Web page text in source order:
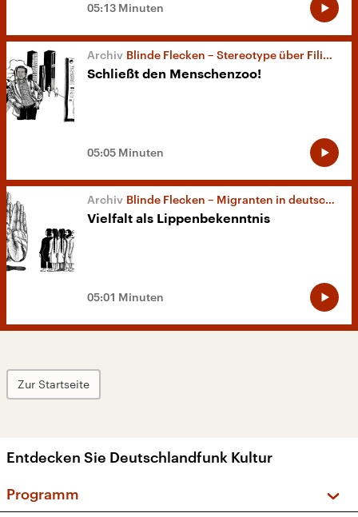
05:13 Minuten
Blinde Flecken – Stereotype über Filipinos
Schließt den Menschenzoo!
05:05 Minuten
Blinde Flecken – Migranten in deutschen Redaktionen
Vielfalt als Lippenbekenntnis
05:01 Minuten
Zur Startseite
Entdecken Sie Deutschlandfunk Kultur
Programm